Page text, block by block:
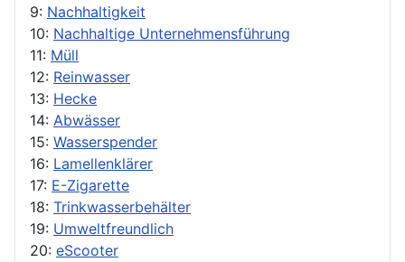
9: Nachhaltigkeit
10: Nachhaltige Unternehmensführung
11: Müll
12: Reinwasser
13: Hecke
14: Abwässer
15: Wasserspender
16: Lamellenklärer
17: E-Zigarette
18: Trinkwasserbehälter
19: Umweltfreundlich
20: eScooter